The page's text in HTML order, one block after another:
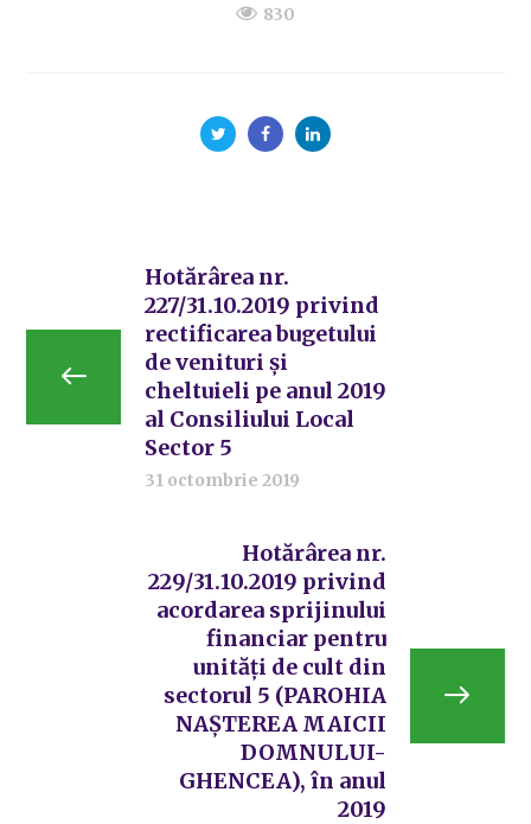
830
Hotărârea nr.
227/31.10.2019 privind
rectificarea bugetului
de venituri și
cheltuieli pe anul 2019
al Consiliului Local
Sector 5
31 octombrie 2019
Hotărârea nr.
229/31.10.2019 privind
acordarea sprijinului
financiar pentru
unități de cult din
sectorul 5 (PAROHIA
NAȘTEREA MAICII
DOMNULUI-
GHENCEA), în anul
2019